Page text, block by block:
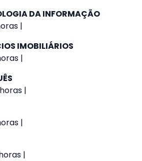
DA INFORMAÇÃO
|
IMOBILIÁRIOS
|
|
|
|